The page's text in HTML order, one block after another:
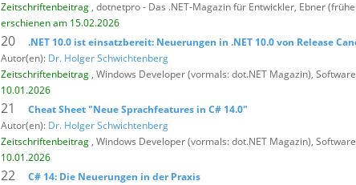
Zeitschriftenbeitrag , dotnetpro - Das .NET-Magazin für Entwickler, Ebner
erschienen am 15.02.2026
20
.NET 10.0 ist einsatzbereit: Neuerungen in .NET 10.0 von Release
Autor(en): Dr. Holger Schwichtenberg
Zeitschriftenbeitrag , Windows Developer (vormals: dot.NET Magazin),
10.01.2026
21
Cheat Sheet "Neue Sprachfeatures in C# 14.0"
Autor(en): Dr. Holger Schwichtenberg
Zeitschriftenbeitrag , Windows Developer (vormals: dot.NET Magazin),
10.01.2026
22
C# 14: Die Neuerungen in der Praxis